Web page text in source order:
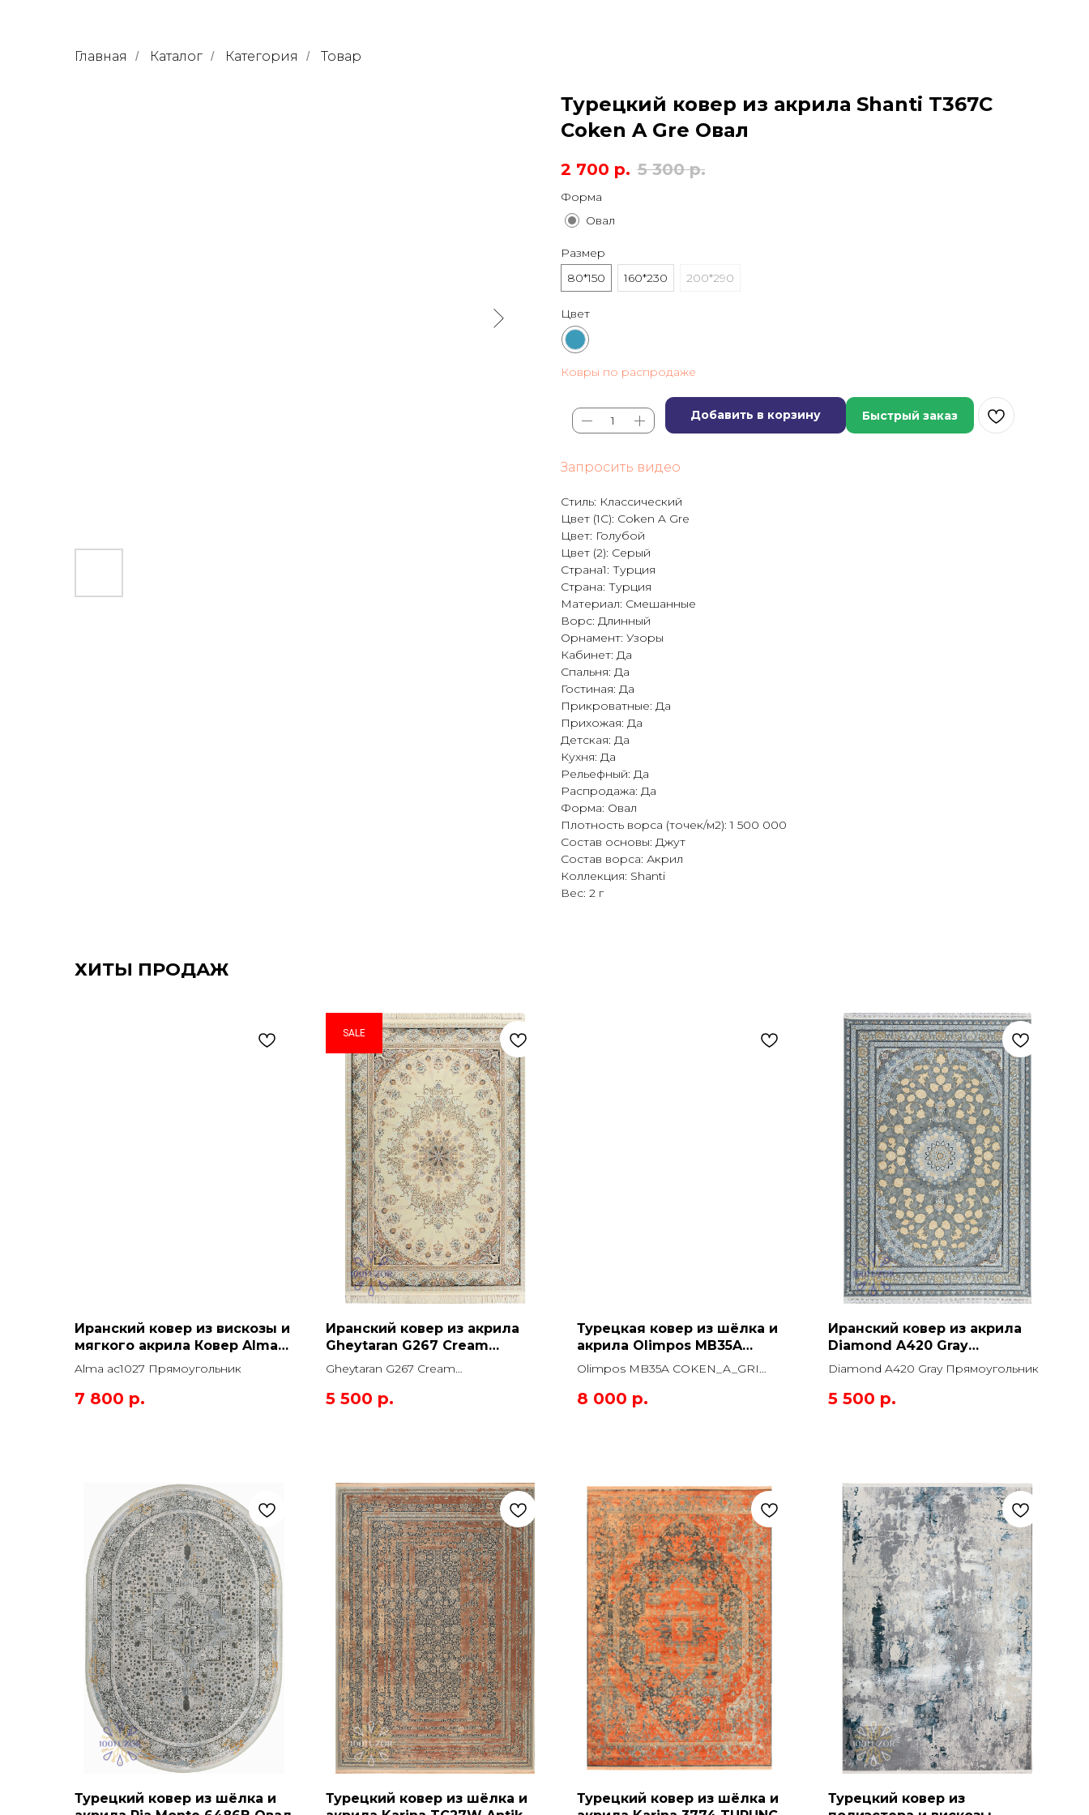
Главная / Каталог / Категория / Товар
Турецкий ковер из акрила Shanti T367C
Coken A Gre Овал
2 700 р. 5 300 р.
Форма
Овал
Размер
80*150
160*230 200*290
Цвет
Ковры по распродаже
Добавить в корзину Быстрый заказ
Запросить видео
Стиль: Классический
Цвет (1C): Coken A Gre
Цвет: Голубой
Цвет (2): Серый
Страна1: Турция
Страна: Турция
Материал: Смешанные
Ворс: Длинный
Орнамент: Узоры
Кабинет: Да
Спальня: Да
Гостиная: Да
Прикроватные: Да
Прихожая: Да
Детская: Да
Кухня: Да
Рельефный: Да
Распродажа: Да
Форма: Овал
Плотность ворса (точек/м2): 1 500 000
Состав основы: Джут
Состав ворса: Акрил
Коллекция: Shanti
Вес: 2 г
ХИТЫ ПРОДАЖ
Иранский ковер из вискозы и
мягкого акрила Ковер Alma
ac1027 Прямоугольник
Alma ac1027 Прямоугольник
7 800 р.
SALE
Иранский ковер из акрила
Gheytaran G267 Cream
Прямоугольный
Gheytaran G267 Cream
5 500 р.
Турецкая ковер из шёлка и
акрила Olimpos MB35A
COKEN_A_GRI Прямоугольник
Olimpos MB35A COKEN_A_GRI
8 000 р.
Иранский ковер из акрила
Diamond A420 Gray
Прямоугольник
Diamond A420 Gray Прямоугольник
5 500 р.
Турецкий ковер из шёлка и
Турецкий ковер из шёлка и
Турецкий ковер из шёлка и
Турецкий ковер из